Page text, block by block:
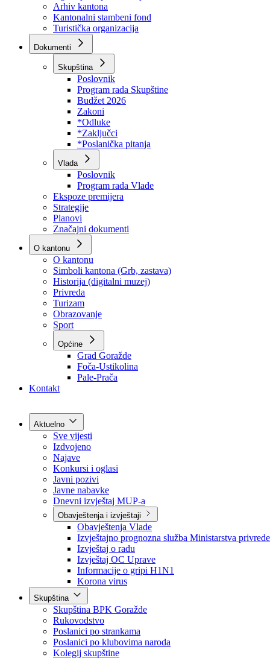
BPK šume
RTV BPK
Agencija za privatizaciju
Arhiv kantona
Kantonalni stambeni fond
Turistička organizacija
Dokumenti
Skupština
Poslovnik
Program rada Skupštine
Budžet 2026
Zakoni
*Odluke
*Zaključci
*Poslanička pitanja
Vlada
Poslovnik
Program rada Vlade
Ekspoze premijera
Strategije
Planovi
Značajni dokumenti
O kantonu
O kantonu
Simboli kantona (Grb, zastava)
Historija (digitalni muzej)
Privreda
Turizam
Obrazovanje
Sport
Općine
Kontakt
Aktuelno
Sve vijesti
Izdvojeno
Najave
Konkursi i oglasi
Javni pozivi
Javne nabavke
Dnevni izvještaj MUP-a
Obavještenja i izvještaji
Obavještenja Vlade
Izvještajno prognozna služba Ministarstva privrede
Izvještaj o radu
Izvještaj OC Uprave
Informacije o gripi H1N1
Korona virus
Skupština
Skupština BPK Goražde
Rukovodstvo